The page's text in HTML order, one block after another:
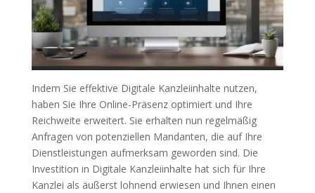
Indem Sie effektive Digitale Kanzleiinhalte nutzen,
haben Sie Ihre Online-Präsenz optimiert und Ihre
Reichweite erweitert. Sie erhalten nun regelmäßig
Anfragen von potenziellen Mandanten, die auf Ihre
Dienstleistungen aufmerksam geworden sind. Die
Investition in Digitale Kanzleiinhalte hat sich für Ihre
Kanzlei als äußerst lohnend erwiesen und Ihnen einen